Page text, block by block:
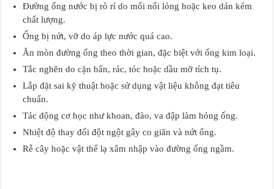
Đường ống nước bị rò rỉ do mối nối lỏng hoặc keo dán kém
chất lượng.
Ống bị nứt, vỡ do áp lực nước quá cao.
Ăn mòn đường ống theo thời gian, đặc biệt với ống kim loại.
Tắc nghẽn do cặn bẩn, rác, tóc hoặc dầu mỡ tích tụ.
Lắp đặt sai kỹ thuật hoặc sử dụng vật liệu không đạt tiêu
chuẩn.
Tác động cơ học như khoan, đào, va đập làm hỏng ống.
Nhiệt độ thay đổi đột ngột gây co giãn và nứt ống.
Rễ cây hoặc vật thể lạ xâm nhập vào đường ống ngầm.